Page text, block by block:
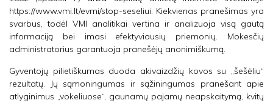
https://www.vmi.lt/evmi/stop-seseliui. Kiekvienas pranešimas yra
svarbus, todėl VMI analitikai vertina ir analizuoja visą gautą
informaciją bei imasi efektyviausių priemonių. Mokesčių
administratorius garantuoja pranešėjų anonimiškumą.
Gyventojų pilietiškumas duoda akivaizdžių kovos su „šešėliu“
rezultatų. Jų sąmoningumas ir sąžiningumas pranešant apie
atlyginimus „vokeliuose“, gaunamų pajamų neapskaitymą, kvitų